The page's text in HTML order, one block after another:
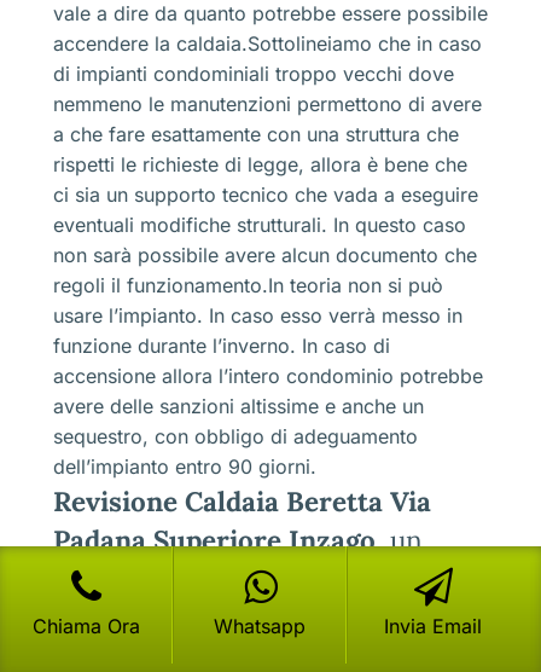
vale a dire da quanto potrebbe essere possibile
accendere la caldaia.Sottolineiamo che in caso
di impianti condominiali troppo vecchi dove
nemmeno le manutenzioni permettono di avere
a che fare esattamente con una struttura che
rispetti le richieste di legge, allora è bene che
ci sia un supporto tecnico che vada a eseguire
eventuali modifiche strutturali. In questo caso
non sarà possibile avere alcun documento che
regoli il funzionamento.In teoria non si può
usare l’impianto. In caso esso verrà messo in
funzione durante l’inverno. In caso di
accensione allora l’intero condominio potrebbe
avere delle sanzioni altissime e anche un
sequestro, con obbligo di adeguamento
dell’impianto entro 90 giorni.
Revisione Caldaia Beretta Via
Padana Superiore Inzago, un
obbligo di legge, ma anche
buonsenso
Chiama Ora Whatsapp Invia Email